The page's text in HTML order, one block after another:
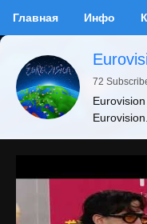
Главная Инфо
72
Eurovision.